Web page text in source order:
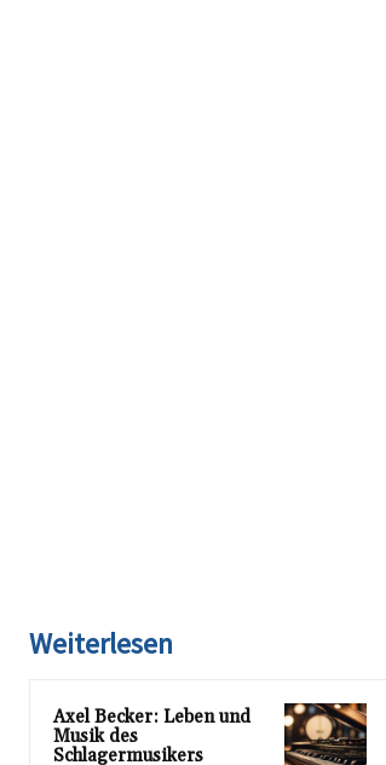
Weiterlesen
Axel Becker: Leben und
Musik des
Schlagermusikers